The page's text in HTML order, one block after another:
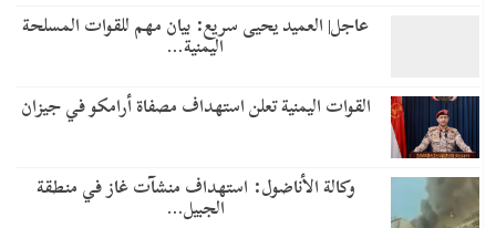
عاجل| العميد يحيى سريع: بيان مهم للقوات المسلحة
اليمنية…
القوات اليمنية تعلن استهداف مصفاة أرامكو في جيزان
وكالة الأناضول: استهداف منشآت غاز في منطقة
الجبيل…